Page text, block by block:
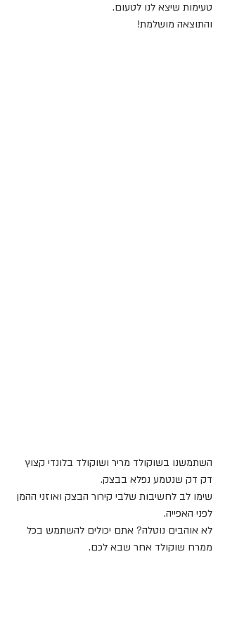
טעימות שיצא לנו לטעום.
והתוצאה מושלמת!
השתמשנו בשוקולד מריר ושוקולד בלונדי קצוץ
דק דק שנטמע נפלא בבצק.
שימו לב לחשיבות שלבי קירור הבצק ואוזני ההמן
לפני האפייה.
לא אוהבים נוטלה? אתם יכולים להשתמש בכל
ממרח שוקולד אחר שבא לכם.